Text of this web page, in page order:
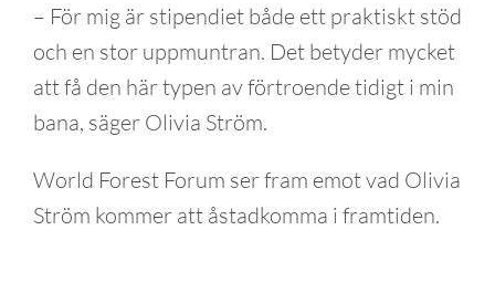
– För mig är stipendiet både ett praktiskt stöd
och en stor uppmuntran. Det betyder mycket
att få den här typen av förtroende tidigt i min
bana, säger Olivia Ström.
World Forest Forum ser fram emot vad Olivia
Ström kommer att åstadkomma i framtiden.